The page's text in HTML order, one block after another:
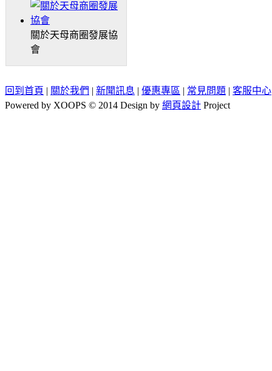
關於天母商圈發展協
會
回到首頁 | 關於我們 | 新聞訊息 | 優惠專區 | 常見問題 | 客服中心
Powered by XOOPS © 2014 Design by 網頁設計 Project